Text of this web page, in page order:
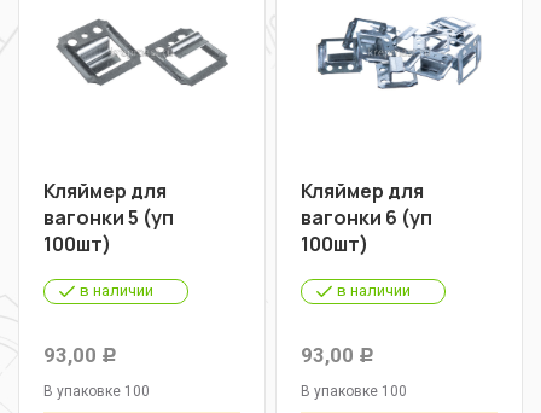
Кляймер для
вагонки 5 (уп
100шт)
в наличии
93,00 Р
В упаковке 100
Кляймер для
вагонки 6 (уп
100шт)
в наличии
93,00 Р
В упаковке 100